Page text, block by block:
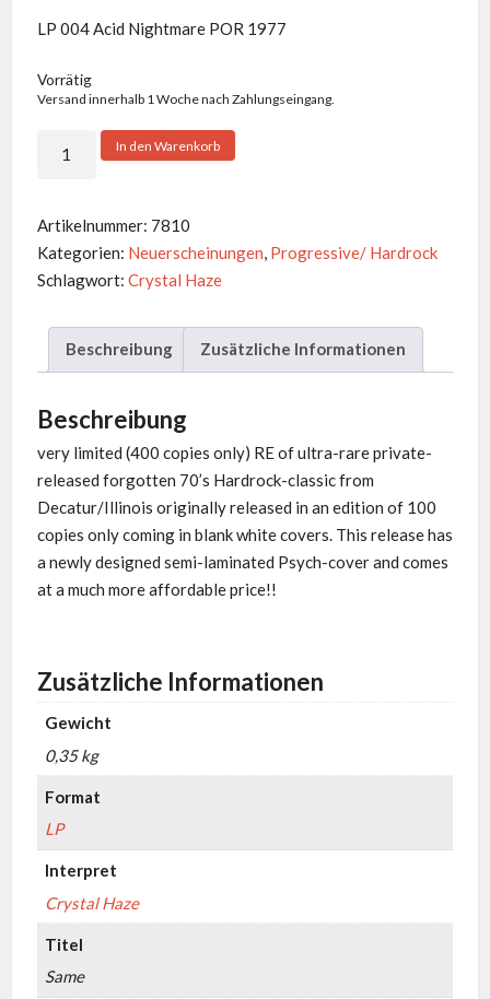
LP 004 Acid Nightmare POR 1977
Vorrätig
Versand innerhalb 1 Woche nach Zahlungseingang.
Same
Menge
In den Warenkorb
Artikelnummer: 7810
Kategorien: Neuerscheinungen, Progressive/ Hardrock
Schlagwort: Crystal Haze
Beschreibung Zusätzliche Informationen
Beschreibung
very limited (400 copies only) RE of ultra-rare private-
released forgotten 70’s Hardrock-classic from
Decatur/Illinois originally released in an edition of 100
copies only coming in blank white covers. This release has
a newly designed semi-laminated Psych-cover and comes
at a much more affordable price!!
Zusätzliche Informationen
Gewicht
0,35 kg
Format
LP
Interpret
Crystal Haze
Titel
Same